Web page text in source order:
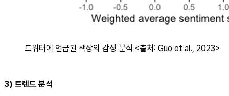
트위터에 언급된 색상의 감성 분석 <출처: Guo et al., 2023>
3) 트렌드 분석